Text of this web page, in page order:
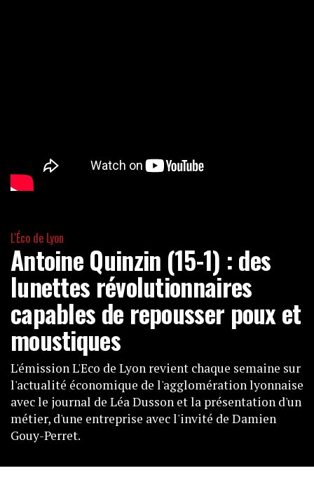
L'Éco de Lyon
Antoine Quinzin (15-1) : des
lunettes révolutionnaires
capables de repousser poux et
moustiques
L'émission L'Eco de Lyon revient chaque semaine sur
l'actualité économique de l'agglomération lyonnaise
avec le journal de Léa Dusson et la présentation d'un
métier, d'une entreprise avec l'invité de Damien
Gouy-Perret.